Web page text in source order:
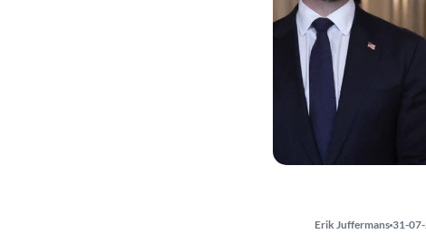
Erik Juffermans 31-